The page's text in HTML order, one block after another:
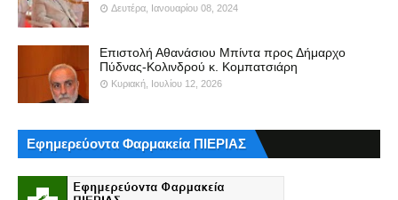
Δευτέρα, Ιανουαρίου 08, 2024
Επιστολή Αθανάσιου Μπίντα προς Δήμαρχο
Πύδνας-Κολινδρού κ. Κομπατσιάρη
Κυριακή, Ιουλίου 12, 2026
Εφημερεύοντα Φαρμακεία ΠΙΕΡΙΑΣ